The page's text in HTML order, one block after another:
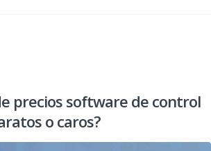
precios software de control
o caros?